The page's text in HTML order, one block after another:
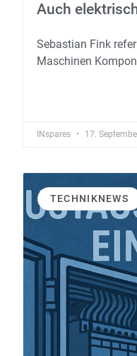
Auch
Sebastian Fink
Maschinen
INspares 17.
TECHNIKNEWS